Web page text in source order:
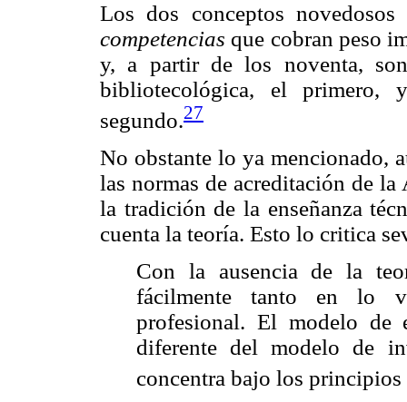
Los dos conceptos
competencias que cobran peso
y, a partir de los noventa,
bibliotecológica, el primero,
segundo.27
No obstante lo ya mencionado,
las normas de acreditación de
la tradición de la enseñanza
cuenta la teoría. Esto lo critica
Con la ausencia de la
fácilmente tanto en lo
profesional. El modelo de
diferente del modelo de
concentra bajo los